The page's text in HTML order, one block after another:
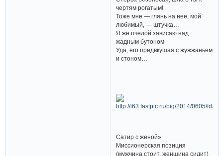
чертям рогатым!
Тоже мне — глянь на нее, мой
любимый, — штучка…
Я же пчелой зависаю над
жадным бутоном
Уда, его предвкушая с жужжаньем
и стоном…
Сатир с женой»
Миссионерская позиция
(мужчина стоит, женщина сидит)